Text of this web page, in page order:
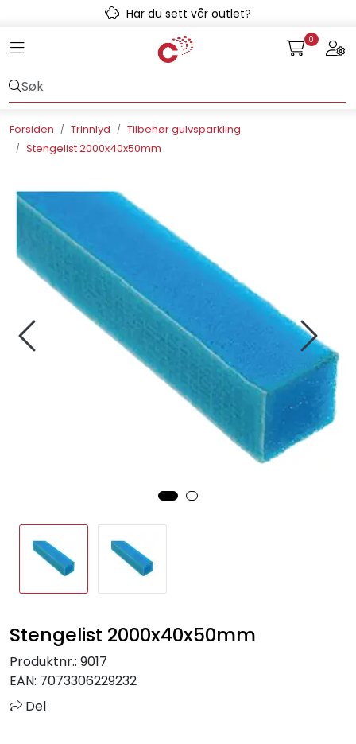
Skip to main contentHar du sett vår outlet?
Toggle navigation 0
Forsiden Trinnlyd
Tilbehør gulvsparkling
Stengelist 2000x40x50mm
Stengelist 2000x40x50mm
Produktnr.: 9017
EAN: 7073306229232
Del
Kulvert
Prefab
Radonsikring
Rørsystemer
Snøsmelt
Varmeanlegg
Outlet
Utgått av sortiment
Kontakt oss